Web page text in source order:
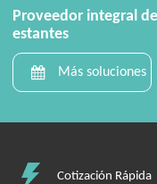
Proveedor integral
estantes
Más soluciones
Cotización Rápida